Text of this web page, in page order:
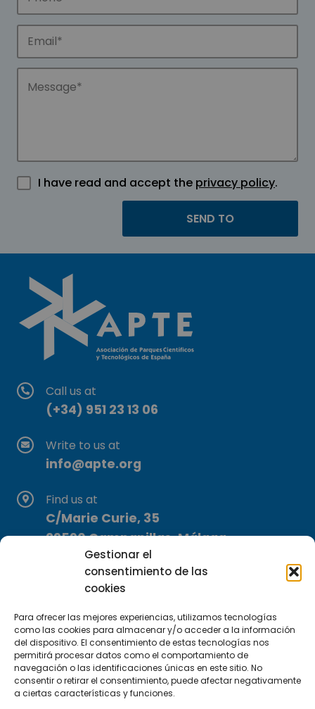
Gestionar el
consentimiento de las
cookies
Para ofrecer las mejores experiencias, utilizamos tecnologías
como las cookies para almacenar y/o acceder a la información
del dispositivo. El consentimiento de estas tecnologías nos
permitirá procesar datos como el comportamiento de
navegación o las identificaciones únicas en este sitio. No
consentir o retirar el consentimiento, puede afectar negativamente
a ciertas características y funciones.
I have read and accept the privacy policy.
Call us at
(+34) 951 23 13 06
Write to us at
info@apte.org
Find us at
C/Marie Curie, 35
29590 Campanillas, Málaga
Subscribe to our Newsletter
SUBSCRIBE HERE